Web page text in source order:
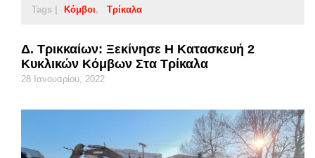
Tags | Κόμβοι Τρίκαλα
Δ. Τρικκαίων: Ξεκίνησε Η Κατασκευή 2
Κυκλικών Κόμβων Στα Τρίκαλα
28 Ιανουαρίου, 2022